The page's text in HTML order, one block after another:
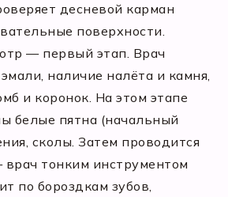
десневой карман
поверхности.
— первый этап. Врач
наличие налёта и камня,
и коронок. На этом этапе
белые пятна (начальный
сколы. Затем проводится
тонким инструментом
по бороздкам зубов,